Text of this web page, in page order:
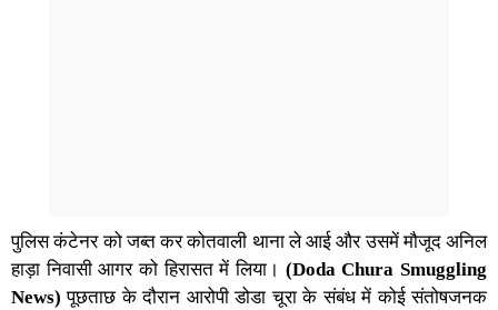
पुलिस कंटेनर को जब्त कर कोतवाली थाना ले आई और उसमें मौजूद अनिल
हाड़ा निवासी आगर को हिरासत में लिया। (Doda Chura Smuggling
News) पूछताछ के दौरान आरोपी डोडा चूरा के संबंध में कोई संतोषजनक